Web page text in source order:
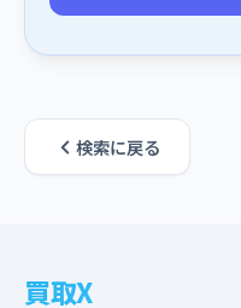
検索に戻る
買取X